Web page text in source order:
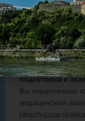
Попродлении
подготовка к
Вы параллельно
медицинский
(doplňujúca